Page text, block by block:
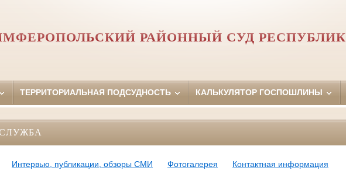
РАЙОННЫЙ СУД
ТЕРРИТОРИАЛЬНАЯ ПОДСУДНОСТЬ КАЛЬКУЛЯТОР ГОСПОШЛИНЫ
Интервью, публикации, обзоры СМИ Фотогалерея
Контактная информация